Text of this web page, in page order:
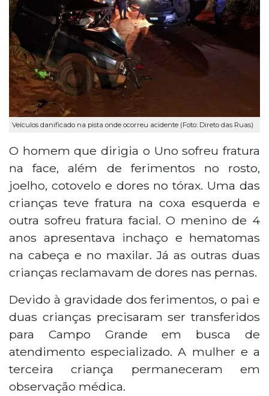
Veículos danificado na pista onde ocorreu acidente (Foto: Direto das Ruas)
O homem que dirigia o Uno sofreu fratura
na face, além de ferimentos no rosto,
joelho, cotovelo e dores no tórax. Uma das
crianças teve fratura na coxa esquerda e
outra sofreu fratura facial. O menino de 4
anos apresentava inchaço e hematomas
na cabeça e no maxilar. Já as outras duas
crianças reclamavam de dores nas pernas.
Devido à gravidade dos ferimentos, o pai e
duas crianças precisaram ser transferidos
para Campo Grande em busca de
atendimento especializado. A mulher e a
terceira criança permaneceram em
observação médica.